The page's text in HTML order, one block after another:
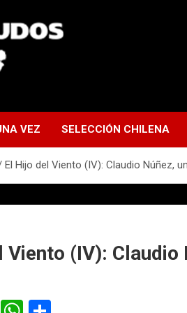
VEZ SELECCIÓN CHILENA
El Hijo del Viento (IV): Claudio Núñez,
Viento (IV):